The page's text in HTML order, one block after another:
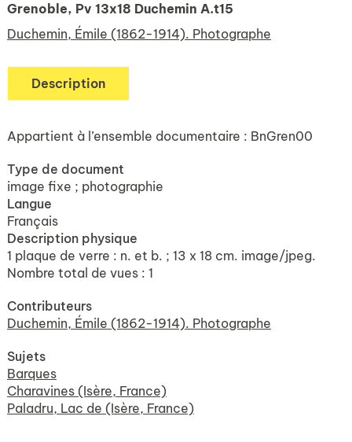
Grenoble, Pv 13x18 Duchemin A.t15
Duchemin, Émile (1862-1914). Photographe
Description
Appartient à l’ensemble documentaire : BnGren00
Type de document
image fixe ; photographie
Langue
Français
Description physique
1 plaque de verre : n. et b. ; 13 x 18 cm. image/jpeg.
Nombre total de vues : 1
Contributeurs
Duchemin, Émile (1862-1914). Photographe
Sujets
Barques
Charavines (Isère, France)
Paladru, Lac de (Isère, France)